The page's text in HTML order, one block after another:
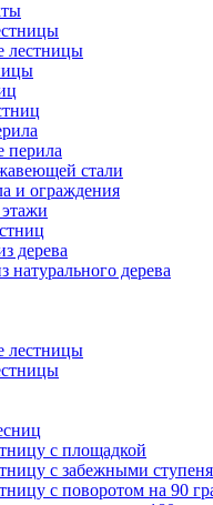
лестницы
перила
стали
и ограждения
дерева
дерева
лестницы
с площадкой
с забежными
с поворотом на 90